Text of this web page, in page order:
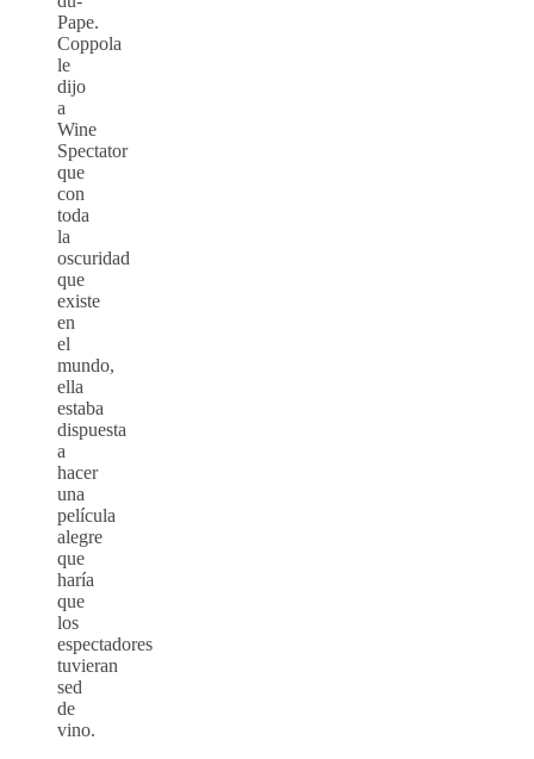
Pape.
Coppola
le
dijo
a
Wine
Spectator
que
con
toda
la
oscuridad
que
existe
en
el
mundo,
ella
estaba
dispuesta
a
hacer
una
película
alegre
que
haría
que
los
espectadores
tuvieran
sed
de
vino.